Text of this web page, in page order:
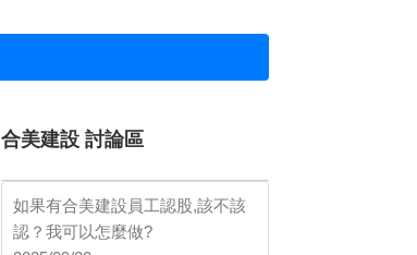
合美建設 討論區
如果有合美建設員工認股,該不該
認？我可以怎麼做?